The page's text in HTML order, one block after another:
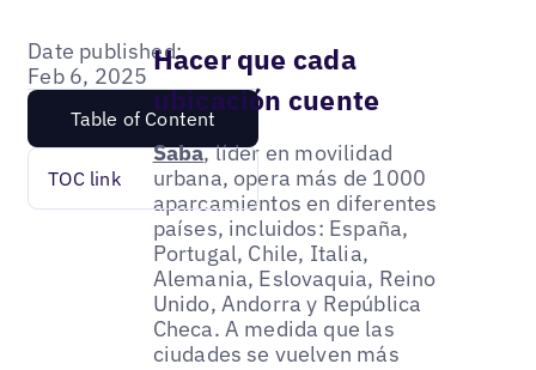
Date published:
Feb 6, 2025
Table of Content
TOC link
Hacer que cada
ubicación cuente
Saba, líder en movilidad
urbana, opera más de 1000
aparcamientos en diferentes
países, incluidos: España,
Portugal, Chile, Italia,
Alemania, Eslovaquia, Reino
Unido, Andorra y República
Checa. A medida que las
ciudades se vuelven más